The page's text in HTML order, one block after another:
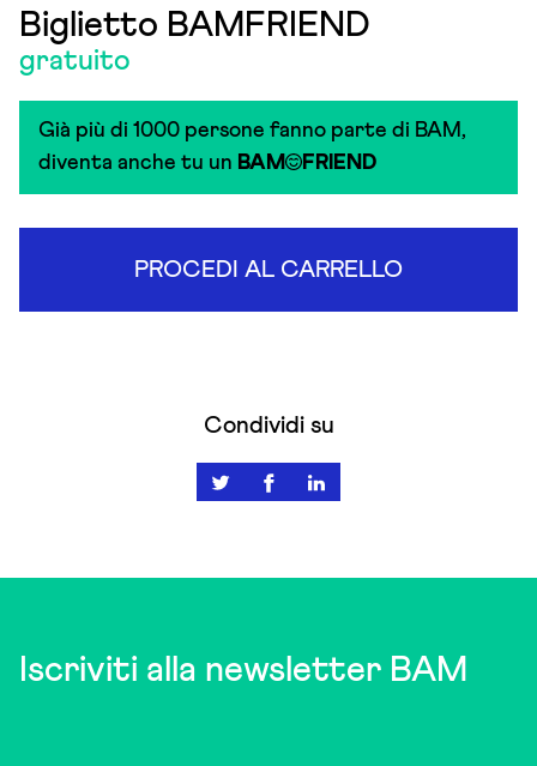
Biglietto BAMFRIEND
gratuito
Già più di 1000 persone fanno parte di BAM,
diventa anche tu un BAM FRIEND
PROCEDI AL CARRELLO
Condividi su
Iscriviti alla newsletter BAM